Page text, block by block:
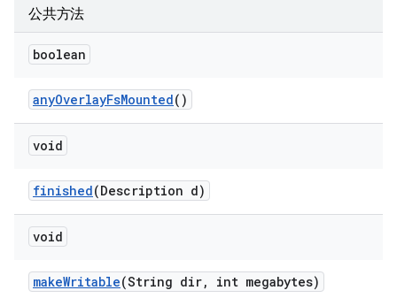
公共方法
boolean
anyOverlayFsMounted()
void
finished(Description d)
void
makeWritable(String dir, int megabytes)